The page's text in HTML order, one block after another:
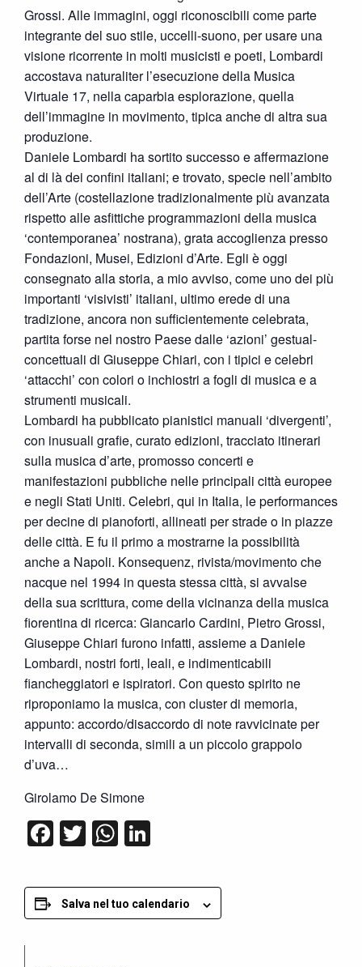
Grossi. Alle immagini, oggi riconoscibili come parte
integrante del suo stile, uccelli-suono, per usare una
visione ricorrente in molti musicisti e poeti, Lombardi
accostava naturaliter l’esecuzione della Musica
Virtuale 17, nella caparbia esplorazione, quella
dell’immagine in movimento, tipica anche di altra sua
produzione.
Daniele Lombardi ha sortito successo e affermazione
al di là dei confini italiani; e trovato, specie nell’ambito
dell’Arte (costellazione tradizionalmente più avanzata
rispetto alle asfittiche programmazioni della musica
‘contemporanea’ nostrana), grata accoglienza presso
Fondazioni, Musei, Edizioni d’Arte. Egli è oggi
consegnato alla storia, a mio avviso, come uno dei più
importanti ‘visivisti’ italiani, ultimo erede di una
tradizione, ancora non sufficientemente celebrata,
partita forse nel nostro Paese dalle ‘azioni’ gestual-
concettuali di Giuseppe Chiari, con i tipici e celebri
‘attacchi’ con colori o inchiostri a fogli di musica e a
strumenti musicali.
Lombardi ha pubblicato pianistici manuali ‘divergenti’,
con inusuali grafie, curato edizioni, tracciato itinerari
sulla musica d’arte, promosso concerti e
manifestazioni pubbliche nelle principali città europee
e negli Stati Uniti. Celebri, qui in Italia, le performances
per decine di pianoforti, allineati per strade o in piazze
delle città. E fu il primo a mostrarne la possibilità
anche a Napoli. Konsequenz, rivista/movimento che
nacque nel 1994 in questa stessa città, si avvalse
della sua scrittura, come della vicinanza della musica
fiorentina di ricerca: Giancarlo Cardini, Pietro Grossi,
Giuseppe Chiari furono infatti, assieme a Daniele
Lombardi, nostri forti, leali, e indimenticabili
fiancheggiatori e ispiratori. Con questo spirito ne
riproponiamo la musica, con cluster di memoria,
appunto: accordo/disaccordo di note ravvicinate per
intervalli di seconda, simili a un piccolo grappolo
d’uva…
Girolamo De Simone
Facebook
TwitterWhatsApp
Salva nel tuo calendario